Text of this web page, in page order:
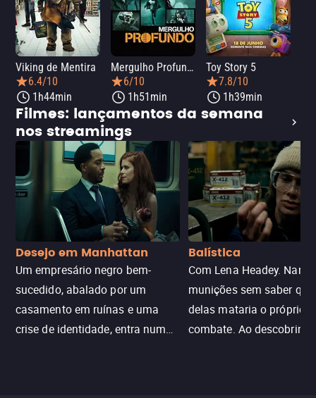
Viking de Mentira
6.4/10
1h44min
Mergulho Profundo
6/10
1h51min
Toy Story 5
7.8/10
1h39min
Filmes: lançamentos da semana
nos streamings
Desejo em Manhattan
Um empresário negro bem-
sucedido, abalado por um
casamento em ruínas e uma
crise de identidade, entra num
Balística
Com Lena Headey.
munições sem saber
delas mataria o próprio
combate. Ao descobrir a